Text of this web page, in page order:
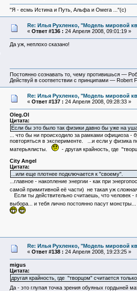
"Я - есмь Истина и Путь, Альфа и Омега ..."(с)
Re: Илья Рухленко, "Модель мировой
« Ответ #136 : 24 Апреля 2008, 09:01:19 »
Да уж, неплохо сказано!
Постоянно сознавать то, чему противишься —
Действуй в соответствии с принципами — Robert
Re: Илья Рухленко, "Модель мировой
« Ответ #137 : 24 Апреля 2008, 09:28:33 »
Oleg.Ol
Цитата:
Если бы это было так физики давно бы уже на
... что бы ни происходило за рамками официоза -
повторяться в эксперименте. ...и если у физика
матерьялисты.
- другая крайность, где
City Angel
Цитата:
...или еще плотнее подключается к "своему".
...главное - накопление энергии - как при
самой примитивной её части) не такая уж
Если ты действительно считаешь, что человек -
выбора... и тебя лично постоянно пасут
Re: Илья Рухленко, "Модель мировой
« Ответ #138 : 24 Апреля 2008, 19:23:25 »
migus
Цитата:
другая крайность, где "творцом" считается
Да - это глупая точка зрения обуяных гордыней